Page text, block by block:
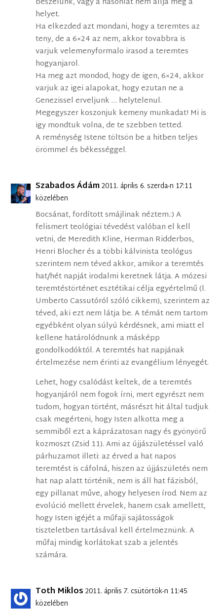
helyet.
Ha elkezded azt mondani, hogy a teremtes az
teny, de a 6×24 az nem, akkor tovabbra is
varjuk velemenyformalo irasod a teremtes
hogyanjarol.
Ha meg azt mondod, hogy de igen, 6×24, akkor
varjuk az igei alapokat, hogy ezutan ne a
Genezissel erveljunk … helytelenul.
Megegyszer koszonjuk kemeny munkadat! Mi is
igy mondtuk volna, de te szebben tetted.
A reménység Istene töltsön be a hitben teljes
örömmel és békességgel.
Szabados Ádám2011. április 6. szerda-n 17:11
közelében
Bocsánat, fordított smájlinak néztem.:) A
felismert teológiai tévedést valóban el kell
vetni, de Meredith Kline, Herman Ridderbos,
Henri Blocher és a többi kálvinista teológus
szerintem nem téved akkor, amikor a teremtés
hat/hét napját irodalmi keretnek látja. A mózesi
teremtéstörténet esztétikai célja egyértelmű (l.
Umberto Cassutóról szóló cikkem), szerintem az
téved, aki ezt nem látja be. A témát nem tartom
egyébként olyan súlyú kérdésnek, ami miatt el
kellene határolódnunk a másképp
gondolkodóktól. A teremtés hat napjának
értelmezése nem érinti az evangélium lényegét.
Lehet, hogy csalódást keltek, de a teremtés
hogyanjáról nem fogok írni, mert egyrészt nem
tudom, hogyan történt, másrészt hit által tudjuk
csak megérteni, hogy Isten alkotta meg a
semmiből ezt a káprázatosan nagy és gyönyörű
kozmoszt (Zsid 11). Ami az újjászületéssel való
párhuzamot illeti: az érved a hat napos
teremtést is cáfolná, hiszen az újjászületés nem
hat nap alatt történik, nem is áll hat fázisból,
egy pillanat műve, ahogy helyesen írod. Nem az
evolúció mellett érvelek, hanem csak amellett,
hogy Isten igéjét a műfaji sajátosságok
tiszteletben tartásával kell értelmeznünk. A
műfaj mindig korlátokat szab a jelentés
számára.
Toth Miklos 2011. április 7. csütörtök-n 11:45
közelében